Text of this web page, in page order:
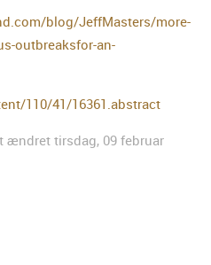
blog/JeffMasters/more-
outbreaksfor-an-
110/41/16361.abstract
ændret tirsdag, 09 februar